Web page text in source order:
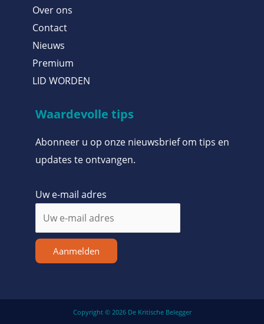
Over ons
Contact
Nieuws
Premium
LID WORDEN
Waardevolle tips
Abonneer u op onze nieuwsbrief om tips en
updates te ontvangen.
Uw e-mail adres
Aanmelden
Copyright © 2026 De Kritische Belegger